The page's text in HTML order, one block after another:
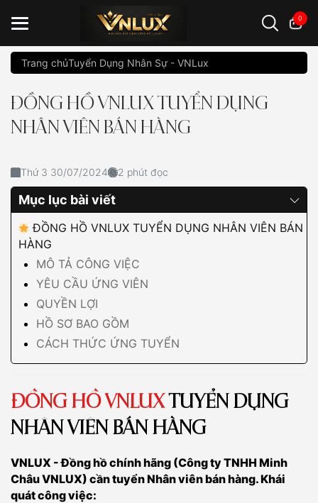
0
Đồng hồ casio đồng hồ G-Shock đồng hồ Orient ...
Trang chủTuyển Dụng Nhân Sự - VNLux
ĐỒNG HỒ VNLUX TUYỂN DỤNG
NHÂN VIÊN BÁN HÀNG
Thứ 3 30/07/2024 2 phút đọc
Mục lục bài viết
ĐỒNG HỒ VNLUX TUYỂN DỤNG NHÂN VIÊN BÁN
HÀNG
MÔ TẢ CÔNG VIỆC
YÊU CẦU ỨNG VIÊN
QUYỀN LỢI
HỒ SƠ BAO GỒM
CÁCH THỨC ỨNG TUYỂN
ĐỒNG HỒ VNLUXTUYỂN DỤNG
NHÂN VIÊN BÁN HÀNG
VNLUX - Đồng hồ chính hãng (Công ty TNHH Minh
Châu VNLUX) cần tuyển Nhân viên bán hàng. Khái
quát công việc: